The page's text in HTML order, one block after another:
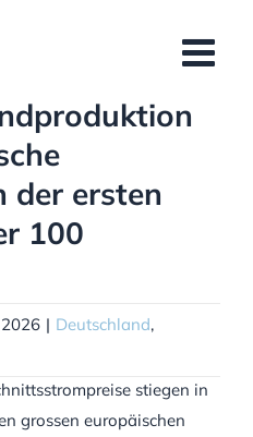
der ersten
100
| Deutschland,
stiegen in
grossen europäischen